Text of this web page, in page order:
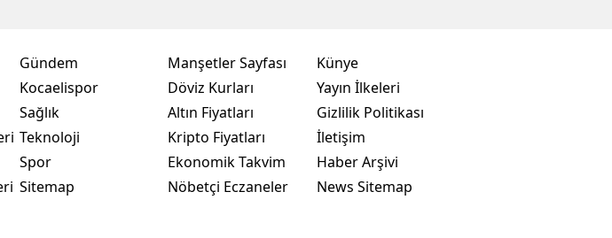
Gündem
Kocaelispor
Sağlık
Teknoloji
Spor
Sitemap
Manşetler Sayfası
Döviz Kurları
Altın Fiyatları
Kripto Fiyatları
Ekonomik Takvim
Nöbetçi Eczaneler
Künye
Yayın İlkeleri
Gizlilik Politikası
İletişim
Haber Arşivi
News Sitemap